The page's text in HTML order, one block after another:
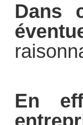
Dans
En